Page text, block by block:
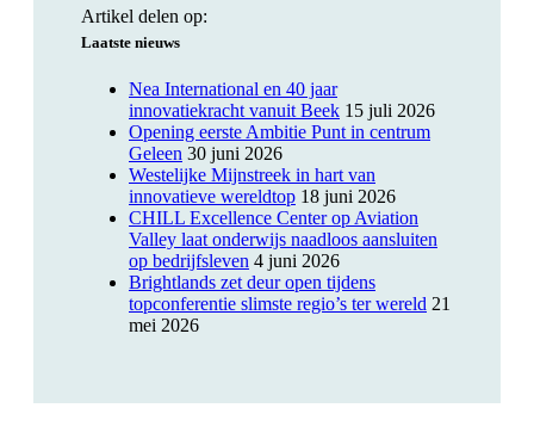
Artikel delen op:
Laatste nieuws
Nea International en 40 jaar
innovatiekracht vanuit Beek 15 juli 2026
Opening eerste Ambitie Punt in centrum
Geleen 30 juni 2026
Westelijke Mijnstreek in hart van
innovatieve wereldtop 18 juni 2026
CHILL Excellence Center op Aviation
Valley laat onderwijs naadloos aansluiten
op bedrijfsleven 4 juni 2026
Brightlands zet deur open tijdens
topconferentie slimste regio’s ter wereld 21
mei 2026